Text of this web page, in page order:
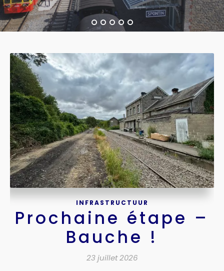
INFRASTRUCTUUR
Prochaine étape –
Bauche !
23 juillet 2026